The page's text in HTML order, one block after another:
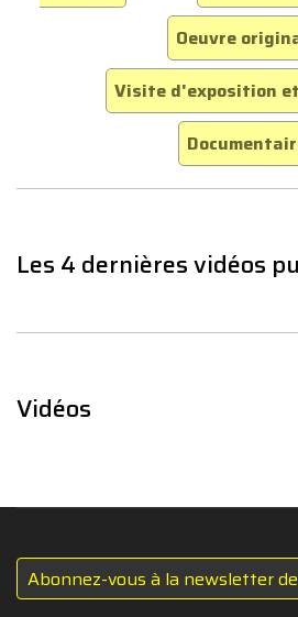
Oeuvre
Visite d'exposition
Les 4 dernières vidéos
Vidéos
Abonnez-vous à la newsletter